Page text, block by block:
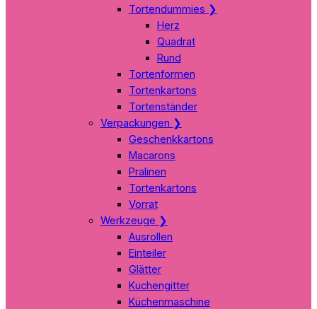
Tortendummies ❯
Herz
Quadrat
Rund
Tortenformen
Tortenkartons
Tortenständer
Verpackungen ❯
Geschenkkartons
Macarons
Pralinen
Tortenkartons
Vorrat
Werkzeuge ❯
Ausrollen
Einteiler
Glätter
Kuchengitter
Küchenmaschine